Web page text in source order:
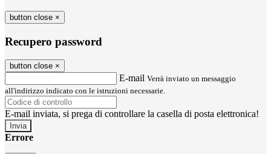
button close ×
Recupero password
button close ×
E-mail Verrà inviato un messaggio
all'indirizzo indicato con le istruzioni necessarie.
E-mail inviata, si prega di controllare la casella di posta elettronica!
Errore